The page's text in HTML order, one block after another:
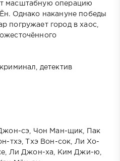
масштабную операцию
Однако накануне победы
погружает город в хаос,
детектив
сэ, Чон Ман-щик, Пак
тхэ, Тхэ Вон-сок, Ли Хо-
Ли Джон-ха, Ким Джи-ю,